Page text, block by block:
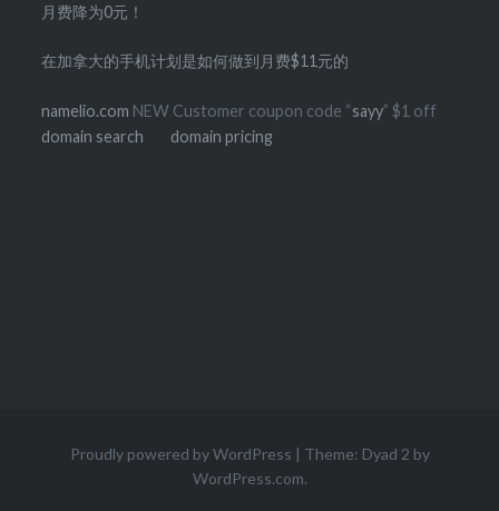
月费降为0元！
在加拿大的手机计划是如何做到月费$11元的
namelio.com NEW Customer coupon code “sayy” $1 off
domain search
domain pricing
Proudly powered by WordPress | Theme: Dyad 2 by
WordPress.com.